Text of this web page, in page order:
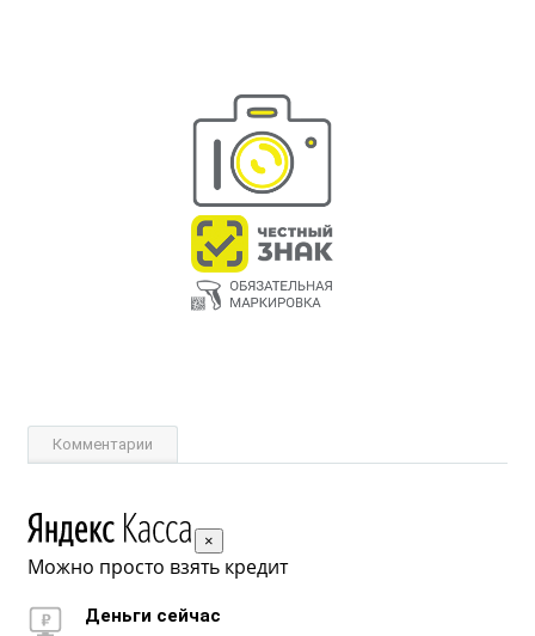
Комментарии
×
Можно просто взять кредит
Деньги сейчас